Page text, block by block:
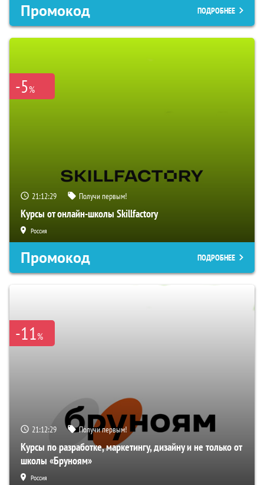
Промокод ПОДРОБНЕЕ
-5%
21:12:28 Получи первым!
Курсы от онлайн-школы Skillfactory
Россия
Промокод ПОДРОБНЕЕ
-11%
21:12:28 Получи первым!
Курсы по разработке, маркетингу, дизайну и не только от
школы «Бруноям»
Россия